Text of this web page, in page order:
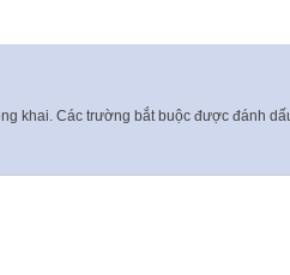
khai. Các trường bắt buộc được đánh